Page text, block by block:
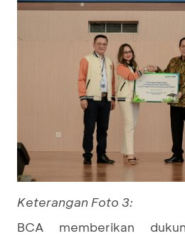
Keterangan Foto 3:
BCA memberikan